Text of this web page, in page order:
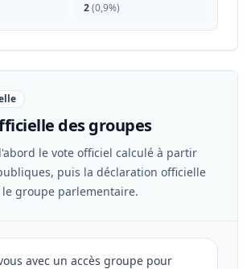
2(0,9%)
des groupes
le vote officiel calculé à partir
puis la déclaration officielle
groupe parlementaire.
avec un accès groupe pour